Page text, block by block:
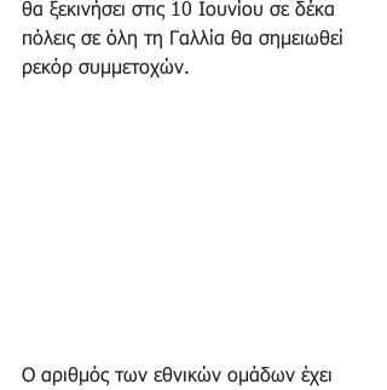
θα ξεκινήσει στις 10 Ιουνίου σε δέκα
πόλεις σε όλη τη Γαλλία θα σημειωθεί
ρεκόρ συμμετοχών.
Ο αριθμός των εθνικών ομάδων έχει